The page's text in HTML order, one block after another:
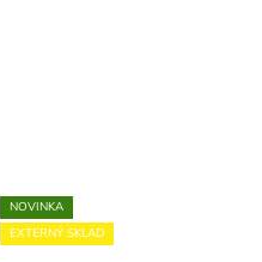
NOVINKA
EXTERNÝ SKLAD